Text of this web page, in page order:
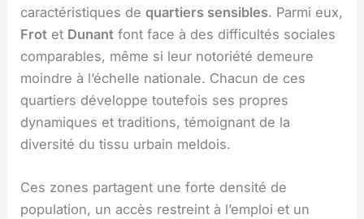
caractéristiques dequartiers sensibles. Parmi eux,
Frot et Dunant font face à des difficultés sociales
comparables, même si leur notoriété demeure
moindre à l’échelle nationale. Chacun de ces
quartiers développe toutefois ses propres
dynamiques et traditions, témoignant de la
diversité du tissu urbain meldois.
Ces zones partagent une forte densité de
population, un accès restreint à l’emploi et un